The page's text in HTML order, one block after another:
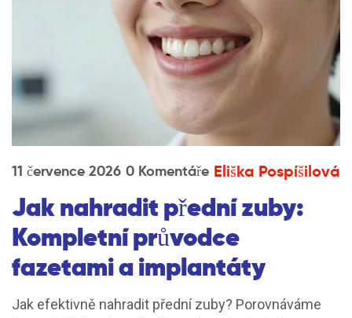
11 července 2026 0 Komentáře Eliška Pospíšilová
Jak nahradit přední zuby:
Kompletní průvodce
fazetami a implantáty
Jak efektivně nahradit přední zuby? Porovnáváme